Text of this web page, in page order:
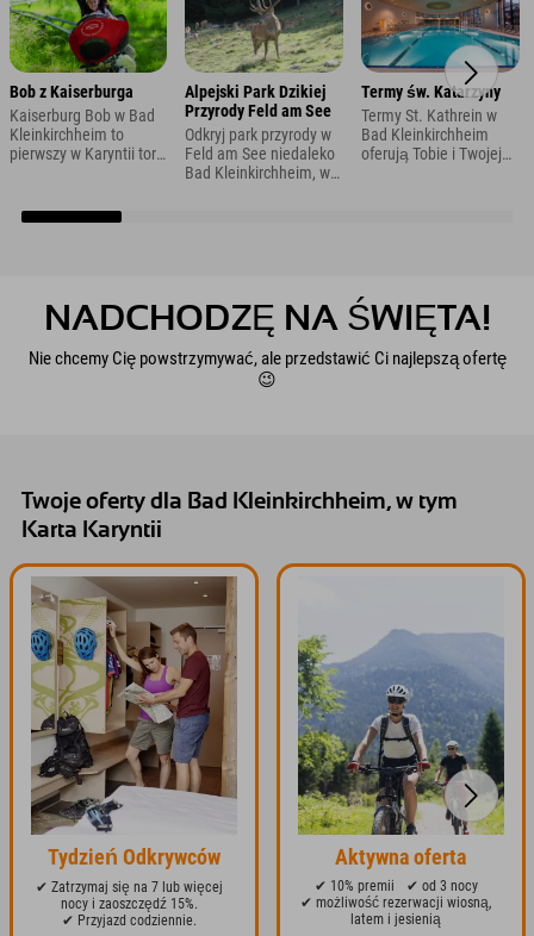
Bob z Kaiserburga
Kaiserburg Bob w Bad
Kleinkirchheim to
pierwszy w Karyntii tor
dolnej stacji kolejki
Alpejski Park Dzikiej
Przyrody Feld am See
Odkryj park przyrody w
Feld am See niedaleko
Bad Kleinkirchheim, w
Termy św. Katarzyny
Termy St. Kathrein w
Bad Kleinkirchheim
oferują Tobie i Twojej
NADCHODZĘ NA ŚWIĘTA!
Nie chcemy Cię powstrzymywać, ale przedstawić Ci najlepszą ofertę
😉
Twoje oferty dla Bad Kleinkirchheim, w tym
Karta Karyntii
Tydzień Odkrywców
✔ Zatrzymaj się na 7 lub więcej
nocy i zaoszczędź 15%.
✔ Przyjazd codziennie.
Aktywna oferta
✔ 10% premii
✔ od 3 nocy
✔ możliwość rezerwacji wiosną,
latem i jesienią